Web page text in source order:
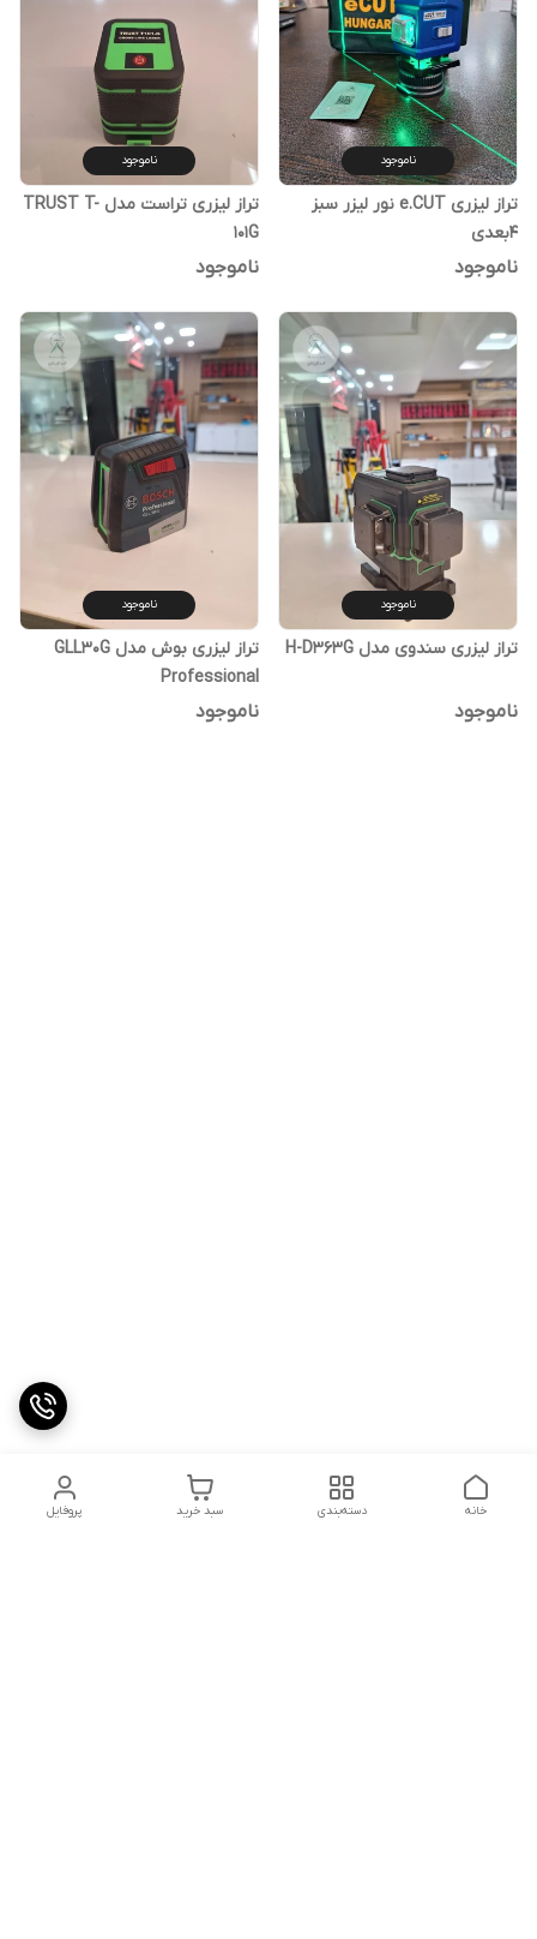
ناموجود
تراز لیزری e.CUT نور لیزر سبز
4بعدی
ناموجود
ناموجود
تراز لیزری تراست مدل TRUST T-
101G
ناموجود
ناموجود
تراز لیزری سندوی مدل H-D363G
ناموجود
ناموجود
تراز لیزری بوش مدل GLL30G
Professional
ناموجود
پروفایل سبد خرید دسته‌بندی خانه